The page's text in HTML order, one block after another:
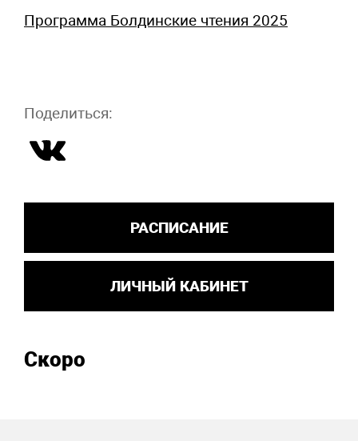
Программа Болдинские чтения 2025
Поделиться:
РАСПИСАНИЕ
ЛИЧНЫЙ КАБИНЕТ
Скоро